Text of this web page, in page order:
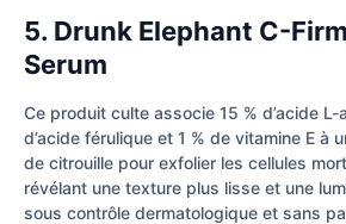
5. Drunk Elephant C-
Serum
Ce produit culte associe 15 % d’acide
d’acide férulique et 1 % de vitamine E à
de citrouille pour exfolier les cellules
révélant une texture plus lisse et une
sous contrôle dermatologique et sans